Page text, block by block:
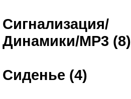
Сигнализация/
Динамики/MP3 (8)
Сиденье (4)